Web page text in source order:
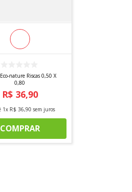
nature Riscas 0,50 X
0,80
R$ 36,90
1x R$ 36,90 sem juros
COMPRAR